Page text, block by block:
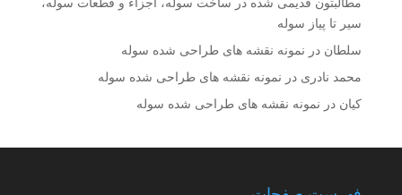
مطالبتون قدیمی شده در ساخت سوله، اجزاء و قطعات سوله،
سیر تا پیاز سوله
سلطان در نمونه نقشه های طراحی شده سوله
محمد نادری در نمونه نقشه های طراحی شده سوله
کیان در نمونه نقشه های طراحی شده سوله